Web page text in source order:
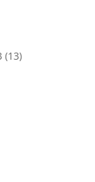
(13)